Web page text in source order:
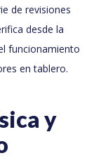
de revisiones
desde la
funcionamiento
en tablero.
y